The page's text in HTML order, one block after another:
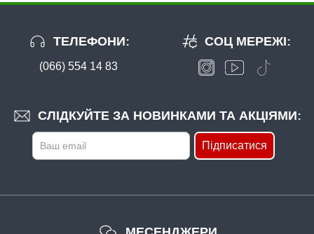
ТЕЛЕФОНИ:
(066) 554 14 83
СЛІДКУЙТЕ ЗА НОВИНКАМИ ТА АКЦІЯМИ:
Підписатися
СОЦ МЕРЕЖІ: